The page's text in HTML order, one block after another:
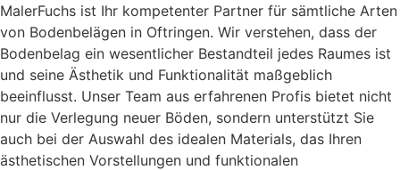
MalerFuchs ist Ihr kompetenter Partner für sämtliche Arten
von Bodenbelägen in Oftringen. Wir verstehen, dass der
Bodenbelag ein wesentlicher Bestandteil jedes Raumes ist
und seine Ästhetik und Funktionalität maßgeblich
beeinflusst. Unser Team aus erfahrenen Profis bietet nicht
nur die Verlegung neuer Böden, sondern unterstützt Sie
auch bei der Auswahl des idealen Materials, das Ihren
ästhetischen Vorstellungen und funktionalen